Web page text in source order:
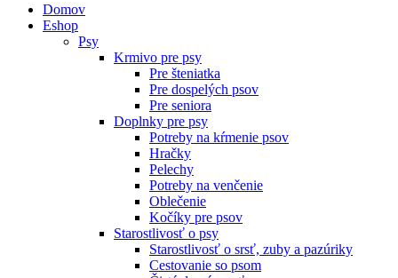
Domov
Eshop
Psy
Krmivo pre psy
Pre šteniatka
Pre dospelých psov
Pre seniora
Doplnky pre psy
Potreby na kŕmenie psov
Hračky
Pelechy
Potreby na venčenie
Oblečenie
Kočíky pre psov
Starostlivosť o psy
Starostlivosť o srsť, zuby a pazúriky
Cestovanie so psom